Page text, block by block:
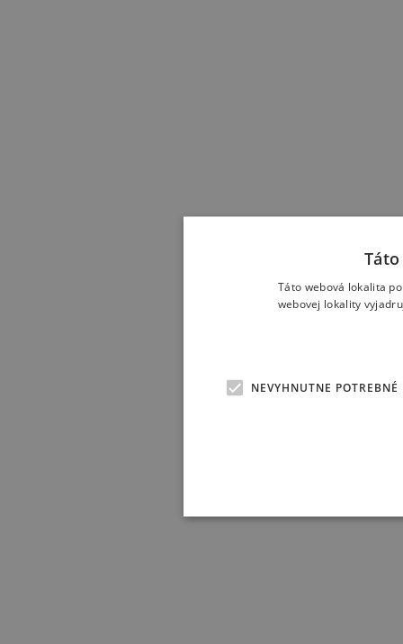
Táto webová lokalita
webovej lokality
NEVYHNUTNE POTREBNÉ